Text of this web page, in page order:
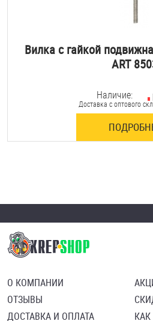
Вилка с гайкой
ART
Наличие:
Доставка с оптового
О КОМПАНИИ
ОТЗЫВЫ
ДОСТАВКА И ОПЛАТА